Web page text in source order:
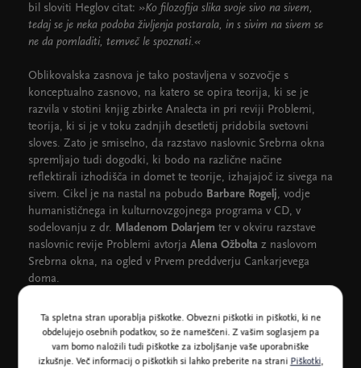
bil sloviti Heglov citat: »Ko filozofija slika svoje sivo na sivem,
tedaj se je neka podoba življenja postarala, in s sivim na sivem se
ne da pomladiti, temveč le spoznati.«
Oblikovalska zasnova je tako postavljena v sozvočje s
konceptualno zasnovo, na katero se opira teorija, ki se je
razvila v stotini knjig zbirke Analecta in pri reviji Problemi,
teorija, ki si je v toku zadnjih desetletij pridobila svetovni
sloves. Zato je smiselno, da razstavo naslovnic Srebrna okna
spremljajo tudi dogodki, ki bodo na različne načine
reflektirali izhodišča in domet te teorije, izhajajoč iz sivega na
sivem. Cikel je na nastal na pobudo Barbare Rogelj, vodje
humanističnega in kulturnovzgojnega programa v CD, v
sodelovanju z dr. Mladenom Dolarjem ter v okviru razstave
naslovnic revije Problemi avtorja Alena Ožbolta z naslovom
Srebrna okna, na ogled v Prvem preddverju Cankarjevega
doma.
Avtor naslovnic: Alen Ožbolt
Ta spletna stran uporablja piškotke. Obvezni piškotki in piškotki, ki ne
obdelujejo osebnih podatkov, so že nameščeni. Z vašim soglasjem pa
vam bomo naložili tudi piškotke za izboljšanje vaše uporabniške
izkušnje. Več informacij o piškotkih si lahko preberite na strani Piškotki,